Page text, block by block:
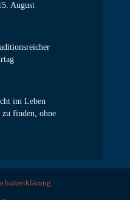
August
im Leben
zu finden, ohne